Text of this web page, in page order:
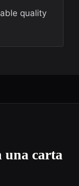
quality
una carta